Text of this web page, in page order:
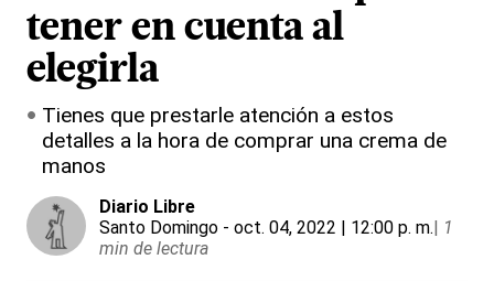
tener en cuenta al
elegirla
Tienes que prestarle atención a estos
detalles a la hora de comprar una crema de
manos
Diario Libre
Santo Domingo - oct. 04, 2022 | 12:00 p. m.| 1
min de lectura